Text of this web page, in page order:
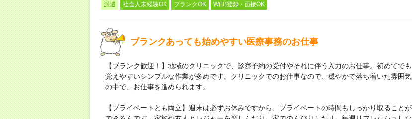
派遣 社会人未経験OK ブランクOK WEB登録・面接OK
ブランクあっても始めやすい医療事務のお仕事
【ブランク歓迎！】地域のクリニックで、診察予約の受付やそれに伴う入力のお仕事。初めてでも
覚えやすいシンプルな作業が多めです。クリニックでのお仕事なので、穏やかで落ち着いた雰囲気
の中で、お仕事を進められます。
【プライベートとも両立】週末は必ずお休みですから、プライベートの時間もしっかり取ることが